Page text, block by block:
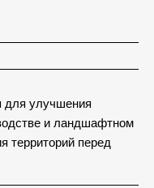
для улучшения
и ландшафтном
территорий перед